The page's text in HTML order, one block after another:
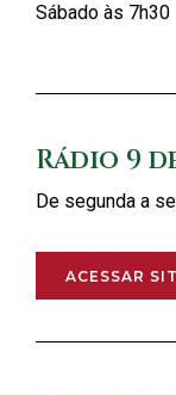
Sábado às 7h30
Rádio 9
De segunda a
ACESSAR